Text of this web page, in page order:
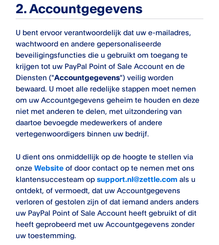
2. Accountgegevens
U bent ervoor verantwoordelijk dat uw e-mailadres,
wachtwoord en andere gepersonaliseerde
beveiligingsfuncties die u gebruikt om toegang te
krijgen tot uw PayPal Point of Sale Account en de
Diensten ("Accountgegevens") veilig worden
bewaard. U moet alle redelijke stappen moet nemen
om uw Accountgegevens geheim te houden en deze
niet met anderen te delen, met uitzondering van
daartoe bevoegde medewerkers of andere
vertegenwoordigers binnen uw bedrijf.
U dient ons onmiddellijk op de hoogte te stellen via
onze Website of door contact op te nemen met ons
klantensuccesteam op support.nl@zettle.com als u
ontdekt, of vermoedt, dat uw Accountgegevens
verloren of gestolen zijn of dat iemand anders anders
uw PayPal Point of Sale Account heeft gebruikt of dit
heeft geprobeerd met uw Accountgegevens zonder
uw toestemming.